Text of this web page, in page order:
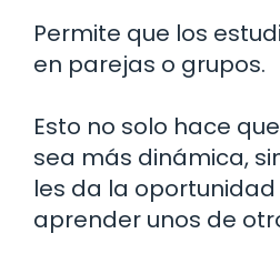
Permite que los
en parejas o grupos.
Esto no solo hace
sea más dinámica,
les da la
aprender unos de